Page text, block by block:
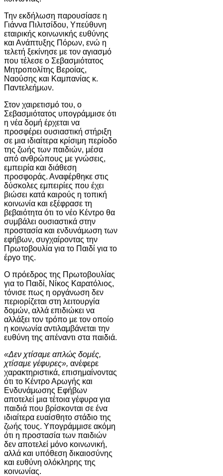
Την εκδήλωση παρουσίασε η
Γιάννα Πιλιτσίδου, Υπεύθυνη
εταιρικής κοινωνικής ευθύνης
και Ανάπτυξης Πόρων, ενώ η
τελετή ξεκίνησε με τον αγιασμό
που τέλεσε ο Σεβασμιότατος
Μητροπολίτης Βεροίας,
Ναούσης και Καμπανίας κ.
Παντελεήμων.
Στον χαιρετισμό του, ο
Σεβασμιότατος υπογράμμισε ότι
η νέα δομή έρχεται να
προσφέρει ουσιαστική στήριξη
σε μια ιδιαίτερα κρίσιμη περίοδο
της ζωής των παιδιών, μέσα
από ανθρώπους με γνώσεις,
εμπειρία και διάθεση
προσφοράς. Αναφέρθηκε στις
δύσκολες εμπειρίες που έχει
βιώσει κατά καιρούς η τοπική
κοινωνία και εξέφρασε τη
βεβαιότητα ότι το νέο Κέντρο θα
συμβάλει ουσιαστικά στην
προστασία και ενδυνάμωση των
εφήβων, συγχαίροντας την
Πρωτοβουλία για το Παιδί για το
έργο της.
Ο πρόεδρος της Πρωτοβουλίας
για το Παιδί, Νίκος Καρατόλιος,
τόνισε πως η οργάνωση δεν
περιορίζεται στη λειτουργία
δομών, αλλά επιδιώκει να
αλλάξει τον τρόπο με τον οποίο
η κοινωνία αντιλαμβάνεται την
ευθύνη της απέναντι στα παιδιά.
«Δεν χτίσαμε απλώς δομές,
χτίσαμε γέφυρες», ανέφερε
χαρακτηριστικά, επισημαίνοντας
ότι το Κέντρο Αρωγής και
Ενδυνάμωσης Εφήβων
αποτελεί μια τέτοια γέφυρα για
παιδιά που βρίσκονται σε ένα
ιδιαίτερα ευαίσθητο στάδιο της
ζωής τους. Υπογράμμισε ακόμη
ότι η προστασία των παιδιών
δεν αποτελεί μόνο κοινωνική,
αλλά και υπόθεση δικαιοσύνης
και ευθύνη ολόκληρης της
κοινωνίας.